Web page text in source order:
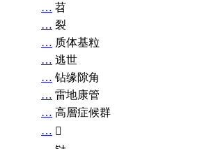
… 苕
… 裂
… 质体基粒
… 逃世
… 钻缘隙角
… 雷地康管
… 高層症候群
… 𧘞